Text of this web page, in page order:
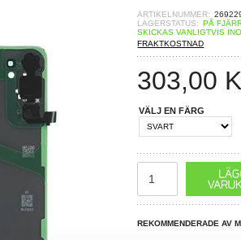
ARTIKELNUMMER:
LAGERSTATUS: PÅ
SKICKAS VANLIGTVIS
FRAKTKOSTNAD
303,00
VÄLJ EN FÄRG
REKOMMENDERADE AV